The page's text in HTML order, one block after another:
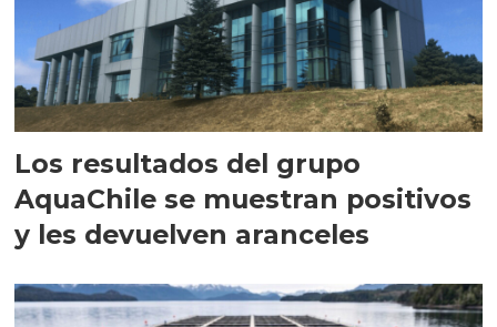
Los resultados del grupo
AquaChile se muestran positivos
y les devuelven aranceles